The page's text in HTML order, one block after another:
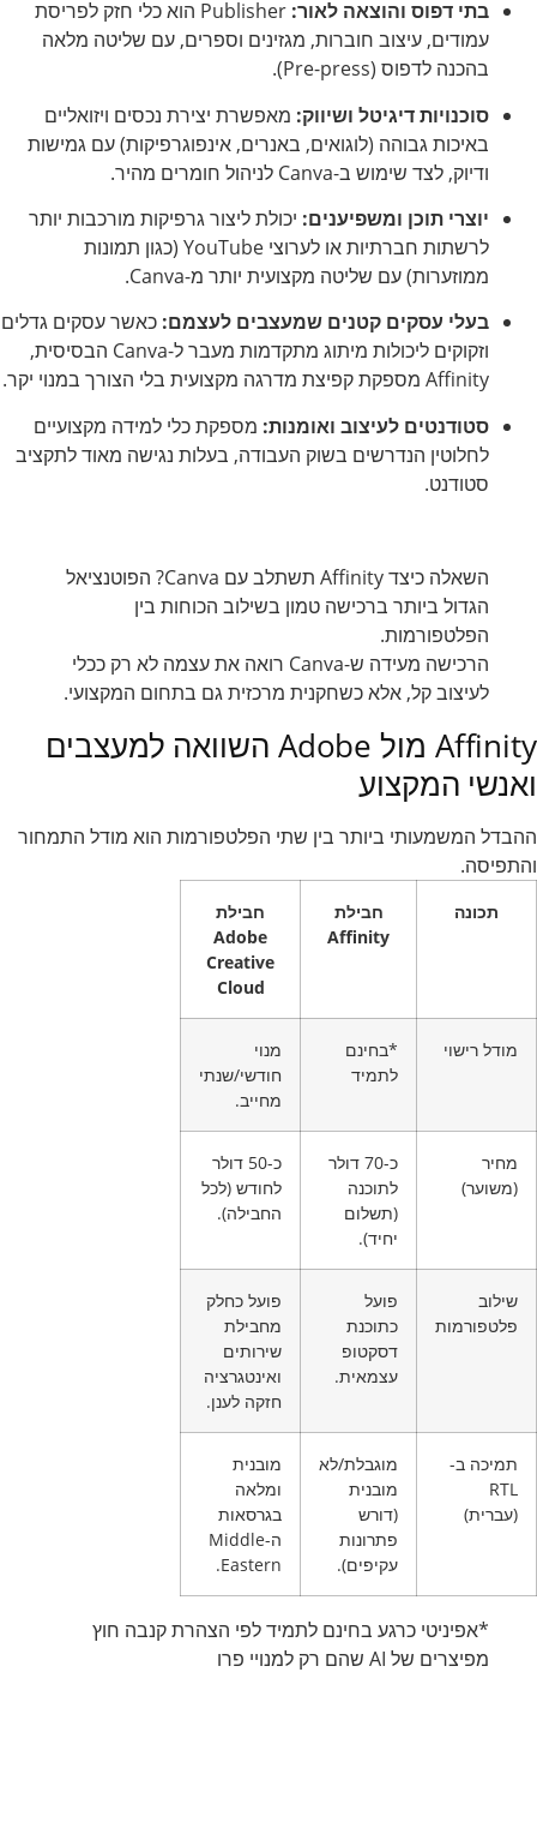
בתי דפוס והוצאה לאור:
Publisher הוא כלי חזק לפריסת
עמודים, עיצוב חוברות, מגזינים וספרים, עם שליטה מלאה
בהכנה לדפוס (Pre-press).
סוכנויות דיגיטל ושיווק: מאפשרת יצירת נכסים ויזואליים
באיכות גבוהה (לוגואים, באנרים, אינפוגרפיקות) עם גמישות
ודיוק, לצד שימוש ב-Canva לניהול חומרים מהיר.
יוצרי תוכן ומשפיענים: יכולת ליצור גרפיקות מורכבות יותר
לרשתות חברתיות או לערוצי YouTube (כגון תמונות
ממוזערות) עם שליטה מקצועית יותר מ-Canva.
בעלי עסקים קטנים שמעצבים לעצמם: כאשר עסקים גדלים
וזקוקים ליכולות מיתוג מתקדמות מעבר ל-Canva הבסיסית,
Affinity מספקת קפיצת מדרגה מקצועית בלי הצורך במנוי יקר.
סטודנטים לעיצוב ואומנות: מספקת כלי למידה מקצועיים
לחלוטין הנדרשים בשוק העבודה, בעלות נגישה מאוד לתקציב
סטודנט.
השאלה כיצד Affinity תשתלב עם Canva? הפוטנציאל
הגדול ביותר ברכישה טמון בשילוב הכוחות בין
הפלטפורמות.
הרכישה מעידה ש-Canva רואה את עצמה לא רק ככלי
לעיצוב קל, אלא כשחקנית מרכזית גם בתחום המקצועי.
Affinity מול Adobe השוואה למעצבים
ואנשי המקצוע
ההבדל המשמעותי ביותר בין שתי הפלטפורמות הוא מודל התמחור
והתפיסה.
תכונה
חבילת
Affinity
חבילת
Adobe
Creative
Cloud
מודל רישוי
*בחינם
לתמיד
מנוי
חודשי/שנתי
מחייב.
מחיר
(משוער)
כ-70 דולר
לתוכנה
(תשלום
יחיד).
כ-50 דולר
לחודש (לכל
החבילה).
שילוב
פלטפורמות
פועל
כתוכנת
דסקטופ
עצמאית.
פועל כחלק
מחבילת
שירותים
ואינטגרציה
חזקה לענן.
תמיכה ב-
RTL
(עברית)
מוגבלת/לא
מובנית
(דורש
פתרונות
עקיפים).
מובנית
ומלאה
בגרסאות
ה-Middle
Eastern.
*אפיניטי כרגע בחינם לתמיד לפי הצהרת קנבה חוץ
מפיצרים של AI שהם רק למנויי פרו